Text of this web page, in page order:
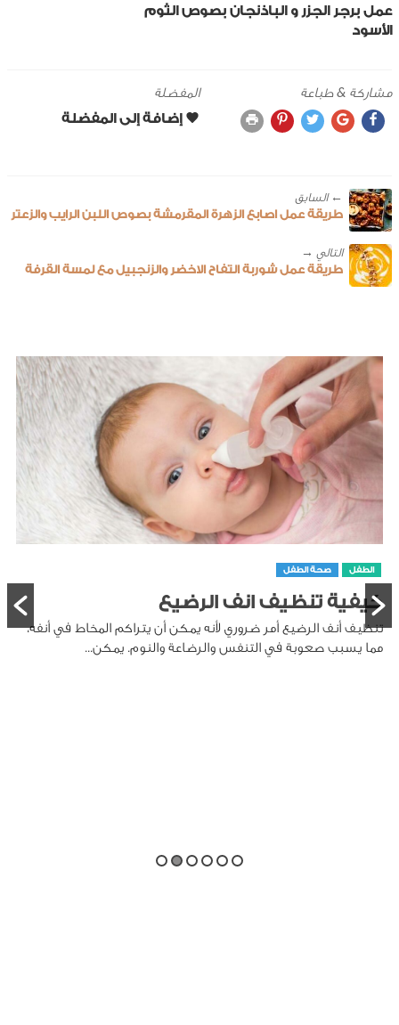
عمل برجر الجزر و الباذنجان بصوص الثوم
الأسود
مشاركة & طباعة المفضلة
← ‎السابق
طريقة عمل اصابع الزهرة المقرمشة بصوص اللبن الرايب والزعتر
طريقة عمل شوربة التفاح الاخضر والزنجبيل مع لمسة القرفة
الطفل صحة الطفل
كيفية تنظيف انف الرضيع
تنظيف أنف الرضيع أمر ضروري لأنه يمكن أن يتراكم المخاط في أنفه،
مما يسبب صعوبة في التنفس والرضاعة والنوم. يمكن...